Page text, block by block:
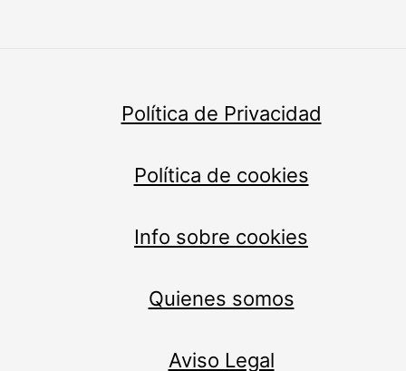
Política de Privacidad
Política de cookies
Info sobre cookies
Quienes somos
Aviso Legal